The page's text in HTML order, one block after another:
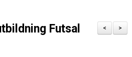
>
<
Futsal